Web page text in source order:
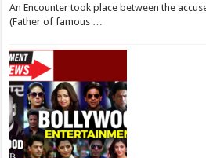
An Encounter took place between the
(Father of famous …